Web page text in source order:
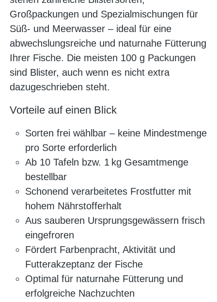
Großpackungen und Spezialmischungen für
Süß- und Meerwasser – ideal für eine
abwechslungsreiche und naturnahe Fütterung
Ihrer Fische. Die meisten 100 g Packungen
sind Blister, auch wenn es nicht extra
dazugeschrieben steht.
Vorteile auf einen Blick
Sorten frei wählbar – keine Mindestmenge
pro Sorte erforderlich
Ab 10 Tafeln bzw. 1 kg Gesamtmenge
bestellbar
Schonend verarbeitetes Frostfutter mit
hohem Nährstofferhalt
Aus sauberen Ursprungsgewässern frisch
eingefroren
Fördert Farbenpracht, Aktivität und
Futterakzeptanz der Fische
Optimal für naturnahe Fütterung und
erfolgreiche Nachzuchten